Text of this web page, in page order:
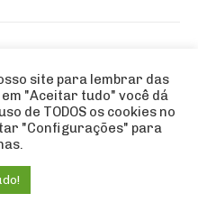
site para lembrar das
"Aceitar tudo" você dá
de TODOS os cookies no
"Configurações" para